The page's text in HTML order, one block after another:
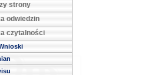
strony
odwiedzin
czytalności